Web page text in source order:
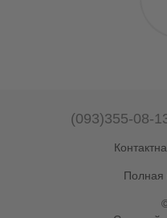
(093)355-08-
Полная